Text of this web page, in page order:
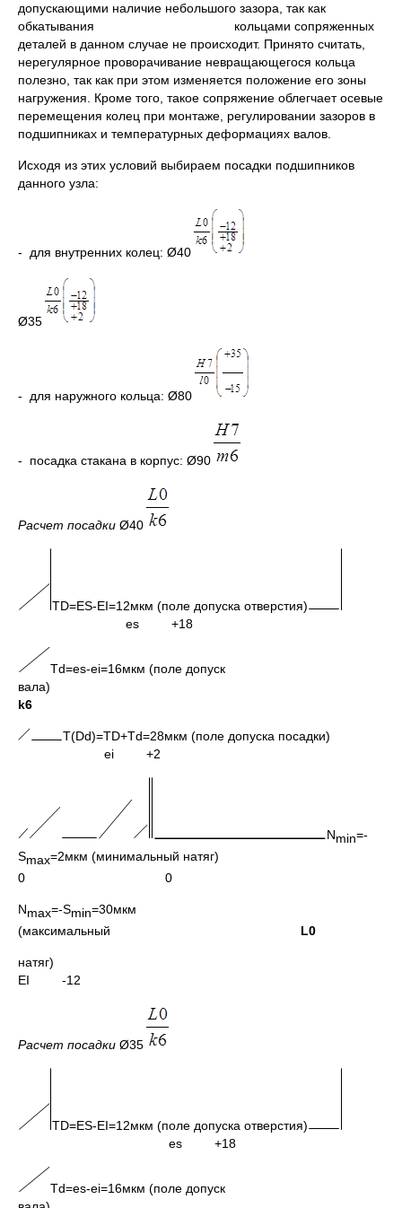
допускающими наличие небольшого зазора, так как
обкатывания кольцами сопряженных
деталей в данном случае не происходит. Принято считать,
нерегулярное проворачивание невращающегося кольца
полезно, так как при этом изменяется положение его зоны
нагружения. Кроме того, такое сопряжение облегчает осевые
перемещения колец при монтаже, регулировании зазоров в
подшипниках и температурных деформациях валов.
Исходя из этих условий выбираем посадки подшипников
данного узла:
- для внутренних колец: Ø40
Ø35
- для наружного кольца: Ø80
- посадка стакана в корпус: Ø90
Расчет посадки Ø40
TD=ES-EI=12мкм (поле допуска отверстия)
es +18
Td=es-ei=16мкм (поле допуск
вала)
k6
T(Dd)=TD+Td=28мкм (поле допуска посадки)
ei +2
Nmin=-
Smax=2мкм (минимальный натяг)
0 0
Nmax=-Smin=30мкм
(максимальный L0
натяг)
EI -12
Расчет посадки Ø35
TD=ES-EI=12мкм (поле допуска отверстия)
es +18
Td=es-ei=16мкм (поле допуск